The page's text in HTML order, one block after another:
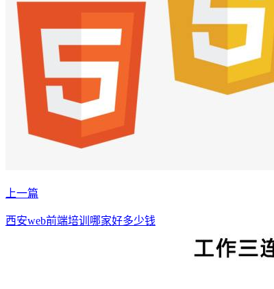
上一篇
西安web前端培训哪家好多少钱